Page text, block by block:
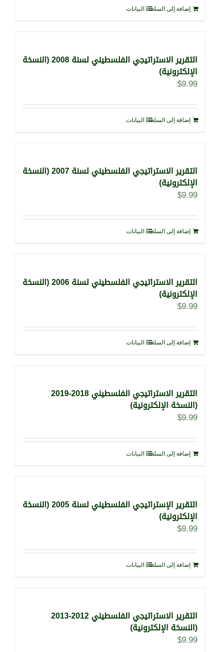
إضافة إلى السلة البيانات
التقرير الاستراتيجي الفلسطيني لسنة 2008 (النسخة
الإلكترونية)
$9.99
إضافة إلى السلة البيانات
التقرير الاستراتيجي الفلسطيني لسنة 2007 (النسخة
الإلكترونية)
$9.99
إضافة إلى السلة البيانات
التقرير الاستراتيجي الفلسطيني لسنة 2006 (النسخة
الإلكترونية)
$9.99
إضافة إلى السلة البيانات
التقرير الاستراتيجي الفلسطيني 2018-2019
(النسخة الإلكترونية)
$9.99
إضافة إلى السلة البيانات
التقرير الإستراتيجي الفلسطيني لسنة 2005 (النسخة
الإلكترونية)
$9.99
إضافة إلى السلة البيانات
التقرير الاستراتيجي الفلسطيني 2012-2013
(النسخة الإلكترونية)
$9.99